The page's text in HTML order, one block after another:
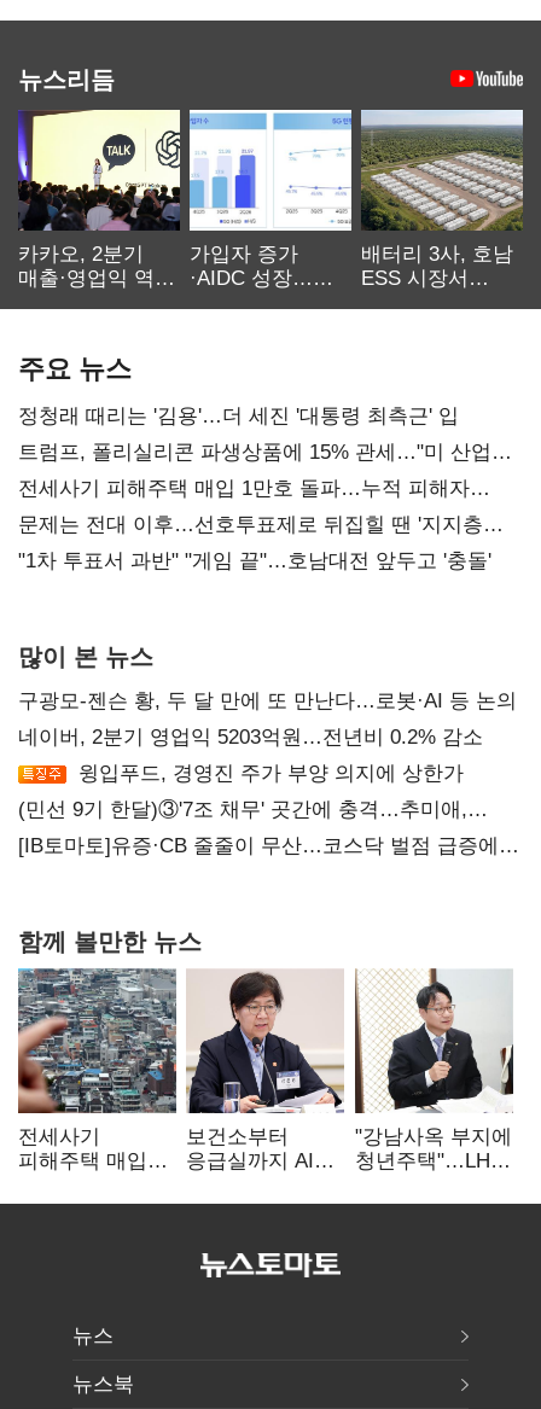
뉴스리듬
카카오, 2분기
매출·영업익 역대
가입자 증가
·AIDC 성장…
배터리 3사, 호남
ESS 시장서
주요 뉴스
정청래 때리는 '김용'…더 세진 '대통령 최측근' 입
트럼프, 폴리실리콘 파생상품에 15% 관세…"미 산업
재건"
전세사기 피해주택 매입 1만호 돌파…누적 피해자
4만278명
문제는 전대 이후…선호투표제로 뒤집힐 땐 '지지층
불복'
"1차 투표서 과반" "게임 끝"…호남대전 앞두고 '충돌'
많이 본 뉴스
구광모-젠슨 황, 두 달 만에 또 만난다…로봇·AI 등 논의
네이버, 2분기 영업익 5203억원…전년비 0.2% 감소
윙입푸드, 경영진 주가 부양 의지에 상한가
(민선 9기 한달)③'7조 채무' 곳간에 충격…추미애,
20년만에 '비상재정' 선언 승부수
[IB토마토]유증·CB 줄줄이 무산…코스닥 벌점 급증에
함께 볼만한 뉴스
전세사기
피해주택 매입
누적 피해자
보건소부터
응급실까지 AI
혁신 본격화
"강남사옥 부지에
청년주택"…LH도
뉴스
뉴스북